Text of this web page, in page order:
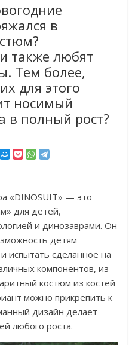
в
также любят
Тем более,
для этого
носимый
в полный рост?
«DINOSUIT» — это
для детей,
и динозаврами. Он
детям
испытать сделанное на
компонентов, из
костюм из костей
можно прикрепить к
дизайн делает
любого роста.